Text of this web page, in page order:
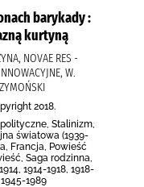
barykady :
kurtyną
NOVAE RES -
W.
2018.
Stalinizm,
światowa (1939-
Francja, Powieść
Saga rodzinna,
1914-1918, 1918-
1989